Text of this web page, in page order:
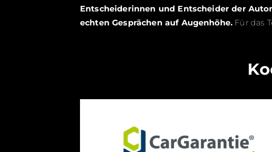
Entscheiderinnen und Entscheider der
echten Gesprächen auf Augenhöhe. Für das